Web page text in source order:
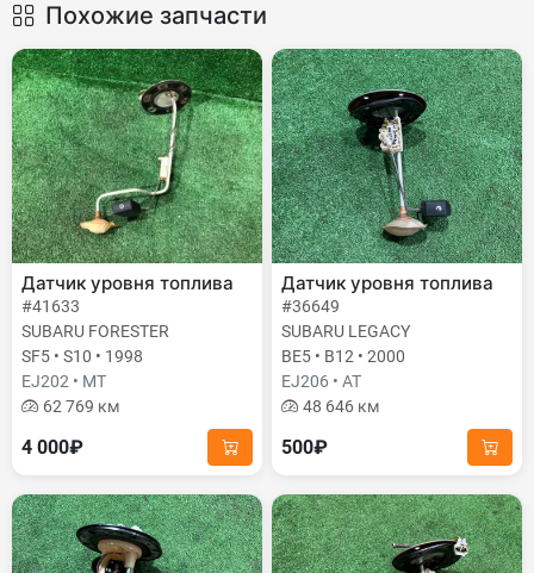
Похожие запчасти
Датчик уровня топлива
#41633
SUBARU FORESTER
SF5 • S10 • 1998
EJ202 • MT
62 769 км
4 000₽
Датчик уровня топлива
#36649
SUBARU LEGACY
BE5 • B12 • 2000
EJ206 • AT
48 646 км
500₽